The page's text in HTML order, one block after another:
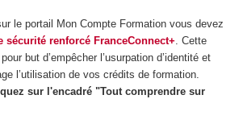
le portail Mon Compte Formation vous devez
sécurité renforcé FranceConnect+ . Cette
but d’empêcher l’usurpation d’identité et
l’utilisation de vos crédits de formation.
sur l'encadré "Tout comprendre sur